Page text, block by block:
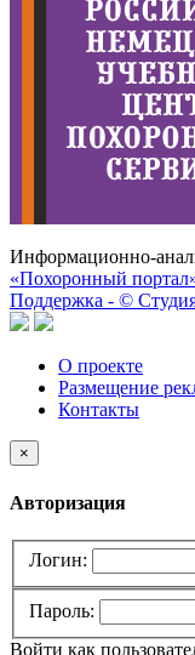
Информационно-
«Похоронный
Поддержка - ©
О проекте
Размещение
Контакты
×
Авторизация
Логин:
Пароль:
Войти как